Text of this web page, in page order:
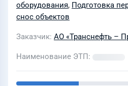
оборудования, Подготовка
снос объектов
Заказчик АО «Транснефть –
Наименование ЭТП